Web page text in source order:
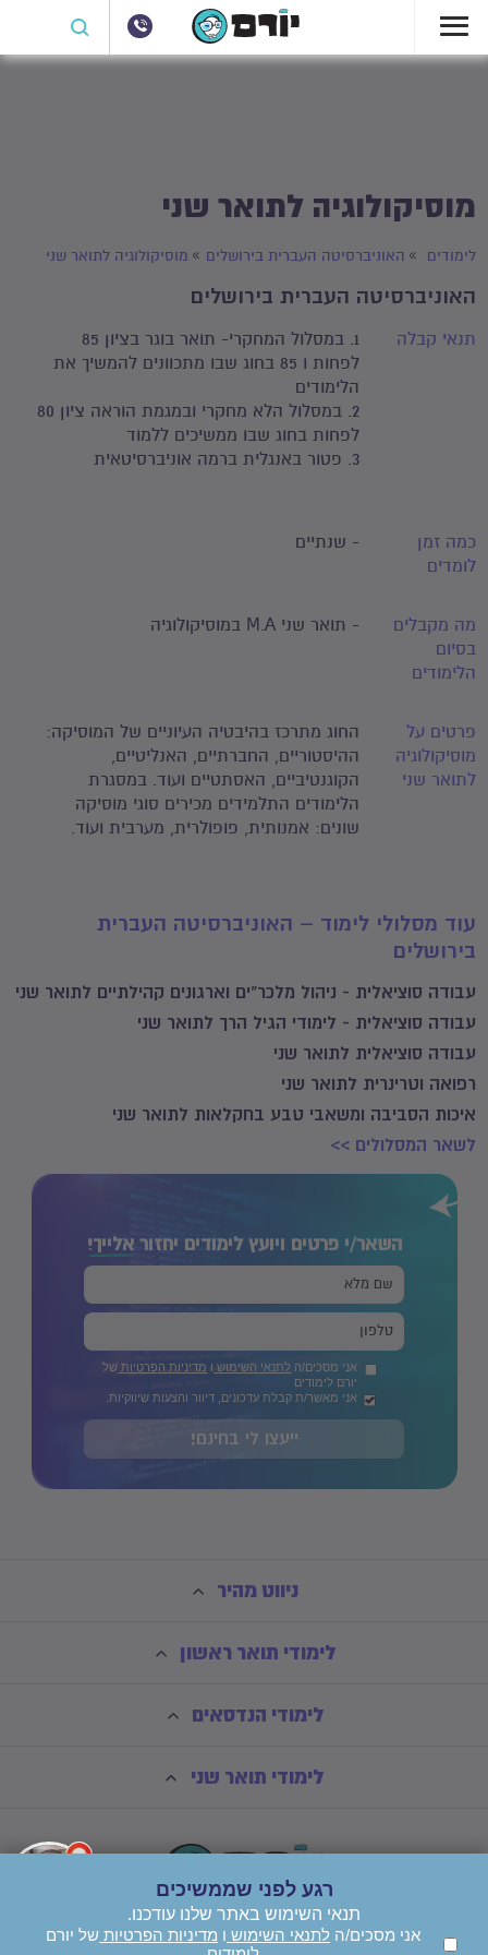
מוסיקולוגיה לתואר שני
לימודים האוניברסיטה העברית בירושלים מוסיקולוגיה לתואר שני
האוניברסיטה העברית בירושלים
תנאי קבלה
1. במסלול המחקרי- תואר בוגר בציון 85
לפחות ו 85 בחוג שבו מתכוונים להמשיך את
הלימודים
2. במסלול הלא מחקרי ובמגמת הוראה ציון 80
לפחות בחוג שבו ממשיכים ללמוד
3. פטור באנגלית ברמה אוניברסיטאית
כמה זמן
לומדים
- שנתיים
מה מקבלים
בסיום
הלימודים
- תואר שני M.A במוסיקולוגיה
פרטים על
מוסיקולוגיה
לתואר שני
החוג מתרכז בהיבטיה העיוניים של המוסיקה:
ההיסטוריים, החברתיים, האנליטיים,
הקוגנטיביים, האסתטיים ועוד. במסגרת
הלימודים התלמידים מכירים סוגי מוסיקה
שונים: אמנותית, פופולרית, מערבית ועוד.
עוד מסלולי לימוד – האוניברסיטה העברית
בירושלים
עבודה סוציאלית - ניהול מלכר"ים וארגונים קהילתיים לתואר שני
עבודה סוציאלית - לימודי הגיל הרך לתואר שני
עבודה סוציאלית לתואר שני
רפואה וטרינרית לתואר שני
איכות הסביבה ומשאבי טבע בחקלאות לתואר שני
לשאר המסלולים >>
השאר/י פרטים ויועץ לימודים יחזוראלייך!
אני מסכים/ה לתנאי השימוש ו מדיניות הפרטיות של
יורם לימודים
אני מאשר/ת קבלת עדכונים, דיוור והצעות שיווקיות.
ייעצו לי בחינם!
ניווט מהיר
לימודי תואר ראשון
לימודי הנדסאים
לימודי תואר שני
רגע לפני שממשיכים
תנאי השימוש באתר שלנו עודכנו.
אני מסכים/ה לתנאי השימוש ו מדיניות הפרטיות של יורם